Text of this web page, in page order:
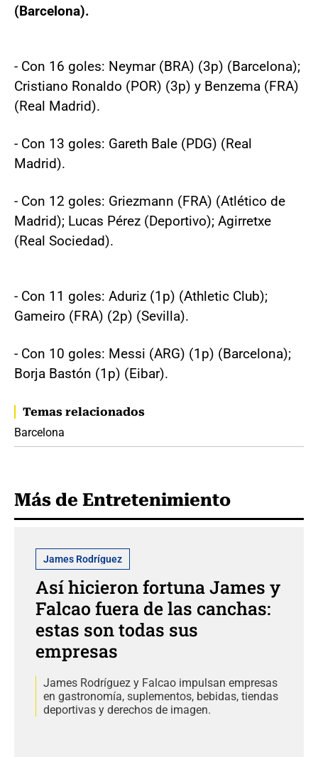
(Barcelona).
- Con 16 goles: Neymar (BRA) (3p) (Barcelona);
Cristiano Ronaldo (POR) (3p) y Benzema (FRA)
(Real Madrid).
- Con 13 goles: Gareth Bale (PDG) (Real
Madrid).
- Con 12 goles: Griezmann (FRA) (Atlético de
Madrid); Lucas Pérez (Deportivo); Agirretxe
(Real Sociedad).
- Con 11 goles: Aduriz (1p) (Athletic Club);
Gameiro (FRA) (2p) (Sevilla).
- Con 10 goles: Messi (ARG) (1p) (Barcelona);
Borja Bastón (1p) (Eibar).
Temas relacionados
Barcelona
Más de Entretenimiento
James Rodríguez
Así hicieron fortuna James y
Falcao fuera de las canchas:
estas son todas sus
empresas
James Rodríguez y Falcao impulsan empresas
en gastronomía, suplementos, bebidas, tiendas
deportivas y derechos de imagen.